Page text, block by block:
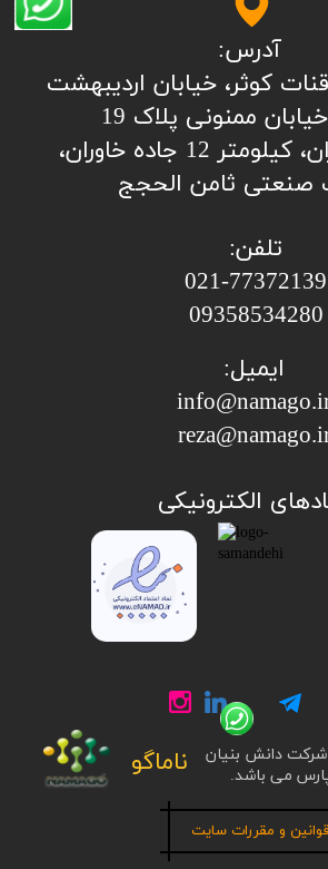
دانش بنیان
پارس می باشد.
ناماگو
تلفن:
​​​​​​​021-77372139
​​​​​​​09358534280
آدرس:
کوثر، خیابان اردیبهشت
ممنونی پلاک 19
کارخانه: تهران، کیلومتر 12 جاده خاوران،
صنعتی ثامن الحجج
ایمیل:
الکترونیکی
قوانین و مقررات سایت